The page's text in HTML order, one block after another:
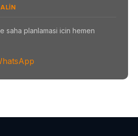
saha planlamasi icin hemen